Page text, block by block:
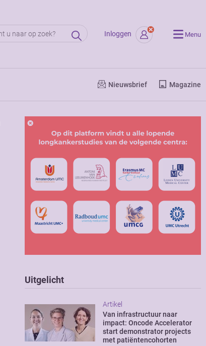
Inloggen Menu
Nieuwsbrief Magazine
Uitgelicht
Artikel
Van infrastructuur naar
impact: Oncode Accelerator
start demonstrator projects
met patiëntencohorten